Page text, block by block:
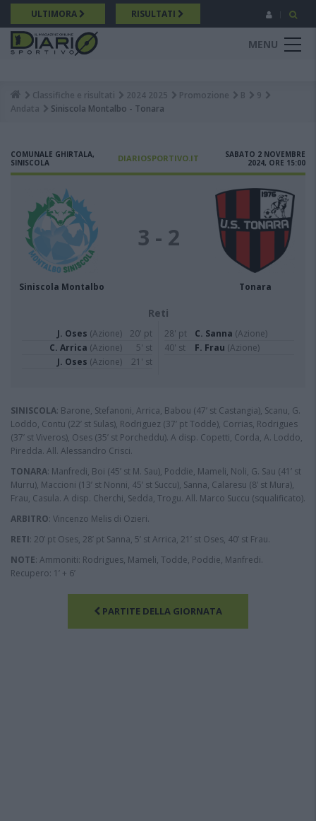
Salta
al
contenuto
principale
ULTIMORA RISULTATI
MENU
Breadcrumb
Classifiche e risultati 2024 2025 Promozione B
9
Andata
Siniscola Montalbo - Tonara
COMUNALE GHIRTALA,
SINISCOLA
DIARIOSPORTIVO.IT
SABATO 2 NOVEMBRE
2024, ORE 15:00
Siniscola Montalbo
3 - 2
Tonara
Reti
J. Oses (Azione)
20' pt
C. Arrica (Azione)
5' st
J. Oses (Azione) 21' st
28' pt C. Sanna (Azione)
40' st
F. Frau (Azione)
SINISCOLA: Barone, Stefanoni, Arrica, Babou (47’ st Castangia), Scanu, G.
Loddo, Contu (22’ st Sulas), Rodriguez (37’ pt Todde), Corrias, Rodrigues
(37’ st Viveros), Oses (35’ st Porcheddu). A disp. Copetti, Corda, A. Loddo,
Piredda. All. Alessandro Crisci.
TONARA: Manfredi, Boi (45’ st M. Sau), Poddie, Mameli, Noli, G. Sau (41’ st
Murru), Maccioni (13’ st Nonni, 45’ st Succu), Sanna, Calaresu (8’ st Mura),
Frau, Casula. A disp. Cherchi, Sedda, Trogu. All. Marco Succu (squalificato).
ARBITRO: Vincenzo Melis di Ozieri.
RETI: 20’ pt Oses, 28’ pt Sanna, 5’ st Arrica, 21’ st Oses, 40’ st Frau.
NOTE: Ammoniti: Rodrigues, Mameli, Todde, Poddie, Manfredi.
Recupero: 1’ + 6’
PARTITE DELLA GIORNATA